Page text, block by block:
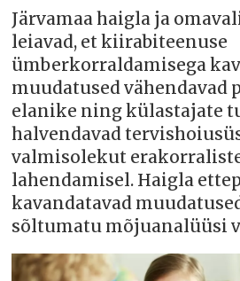
Järvamaa haigla ja
leiavad, et kiirabiteenuse
ümberkorraldamisega
muudatused vähendavad
elanike ning külastajate
halvendavad
valmisolekut
lahendamisel. Haigla
kavandatavad
sõltumatu mõjuanalüüsi